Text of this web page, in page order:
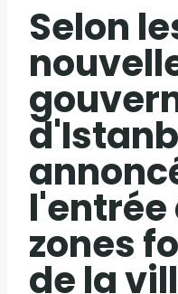
Selon
l'entrée
zones
de la